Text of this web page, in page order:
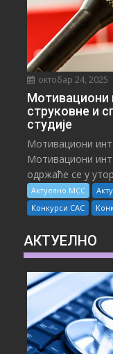
октобар 24, 2025
Мотивациони
струковне и
студије
Мотивациони
Мотивациони
одржаће се у
Актуелно МСС
Конкурси САС
АКТУЕЛНО